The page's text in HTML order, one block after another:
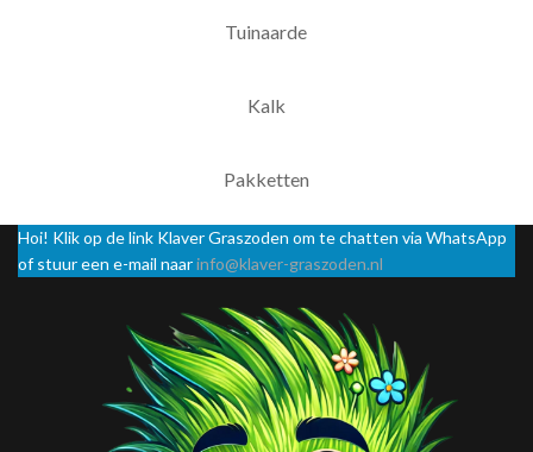
Tuinaarde
Kalk
Pakketten
Hoi! Klik op de link Klaver Graszoden om te chatten via WhatsApp
of stuur een e-mail naarinfo@klaver-graszoden.nl